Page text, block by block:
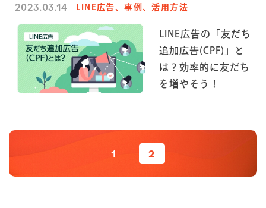
2023.03.14 LINE広告、事例、活用方法
LINE広告の「友だち
追加広告(CPF)」と
は？効率的に友だち
を増やそう！
1 2